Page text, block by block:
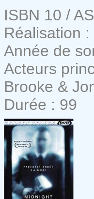
ISBN 10 /
Réalisation
Année de
Acteurs
Brooke &
Durée : 99